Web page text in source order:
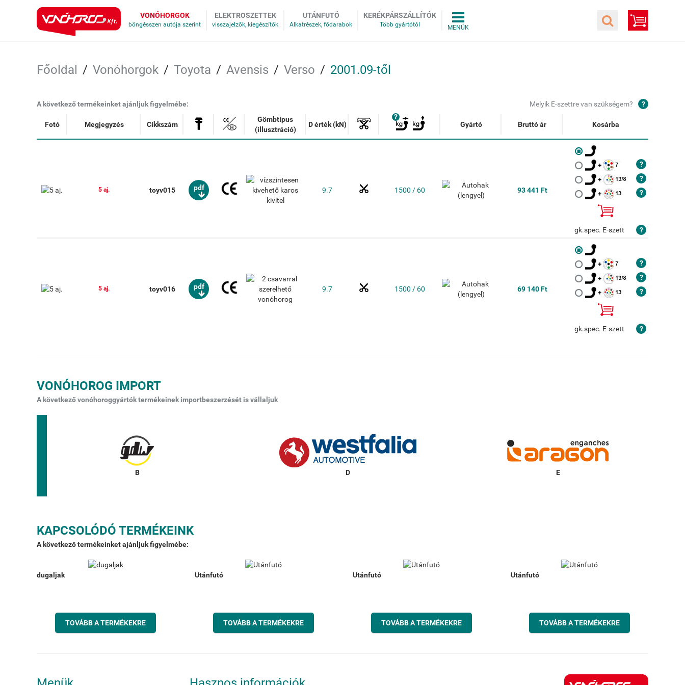
VONÓHORGOK ELEKTROSZETTEK UTÁNFUTÓ KERÉKPÁRSZÁLLÍTÓK
Főoldal Vonóhorgok Toyota Avensis Verso 2001.09-től
A következő termékeinket ajánljuk figyelmébe: Melyik E-szettre van szükségem?
Fotó Megjegyzés Cikkszám
Gömbtípus
(illusztráció)
D érték (kN) Gyártó Bruttó ár Kosárba
5 aj. toyv015 pdf 9.7 1500 / 60 93 441 Ft
gk.spec. E-szett
5 aj. toyv016 pdf 9.7 1500 / 60 69 140 Ft
gk.spec. E-szett
VONÓHOROG IMPORT
A következő vonóhoroggyártók termékeinek importbeszerzését is vállaljuk
KAPCSOLÓDÓ TERMÉKEINK
A következő termékeinket ajánljuk figyelmébe:
dugaljak
TOVÁBB A TERMÉKEKRE
Utánfutó
TOVÁBB A TERMÉKEKRE
Utánfutó
TOVÁBB A TERMÉKEKRE
Utánfutó
TOVÁBB A TERMÉKEKRE